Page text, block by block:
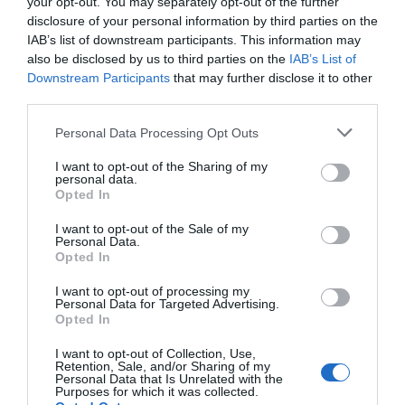
disclosure of your personal information by third parties on the
IAB’s list of downstream participants. This information may
also be disclosed by us to third parties on the IAB’s List of
Downstream Participants that may further disclose it to other
Personal Data Processing Opt Outs
I want to opt-out of the Sharing of my
personal data.
Opted In
I want to opt-out of the Sale of my
Personal Data.
Opted In
I want to opt-out of processing my
Personal Data for Targeted Advertising.
Opted In
I want to opt-out of Collection, Use,
Retention, Sale, and/or Sharing of my
Personal Data that Is Unrelated with the
Purposes for which it was collected.
Ceuta. Nuestra Señora de África:
convertir al musulmán
Eulogio López
No perdamos el norte: la
emigración es mala
Eulogio López
Argumentos